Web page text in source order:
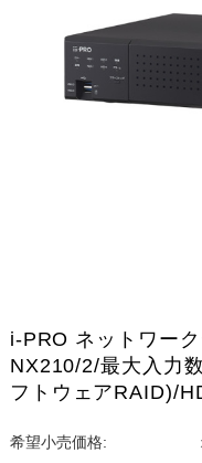
i-PRO ネットワー
NX210/2/最大入力
フトウェアRAID)/
希望小売価格: